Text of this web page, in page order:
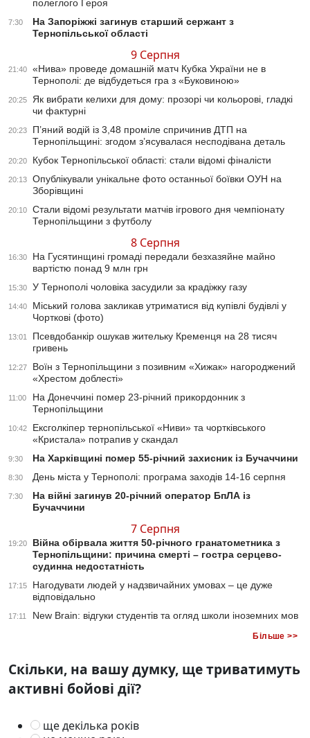
полеглого Героя
7:30
На Запоріжжі загинув старший сержант з
Тернопільської області
9 Серпня
21:40
«Нива» проведе домашній матч Кубка України не в
Тернополі: де відбудеться гра з «Буковиною»
20:25
Як вибрати келихи для дому: прозорі чи кольорові, гладкі
чи фактурні
20:23
П’яний водій із 3,48 проміле спричинив ДТП на
Тернопільщині: згодом з’ясувалася несподівана деталь
20:20 Кубок Тернопільської області: стали відомі фіналісти
20:13
Опублікували унікальне фото останньої боївки ОУН на
Зборівщині
20:10
Стали відомі результати матчів ігрового дня чемпіонату
Тернопільщини з футболу
8 Серпня
16:30
На Гусятинщині громаді передали безхазяйне майно
вартістю понад 9 млн грн
15:30 У Тернополі чоловіка засудили за крадіжку газу
14:40
Міський голова закликав утриматися від купівлі будівлі у
Чорткові (фото)
13:01
Псевдобанкір ошукав жительку Кременця на 28 тисяч
гривень
12:27
Воїн з Тернопільщини з позивним «Хижак» нагороджений
«Хрестом доблесті»
11:00
На Донеччині помер 23-річний прикордонник з
Тернопільщини
10:42
Ексголкіпер тернопільської «Ниви» та чортківського
«Кристала» потрапив у скандал
9:30 На Харківщині помер 55-річний захисник із Бучаччини
8:30 День міста у Тернополі: програма заходів 14-16 серпня
7:30
На війні загинув 20-річний оператор БпЛА із
Бучаччини
7 Серпня
19:20
Війна обірвала життя 50-річного гранатометника з
Тернопільщини: причина смерті – гостра серцево-
судинна недостатність
17:15
Нагодувати людей у надзвичайних умовах – це дуже
відповідально
17:11 New Brain: відгуки студентів та огляд школи іноземних мов
Більше >>
Скільки, на вашу думку, ще триватимуть
активні бойові дії?
ще декілька років